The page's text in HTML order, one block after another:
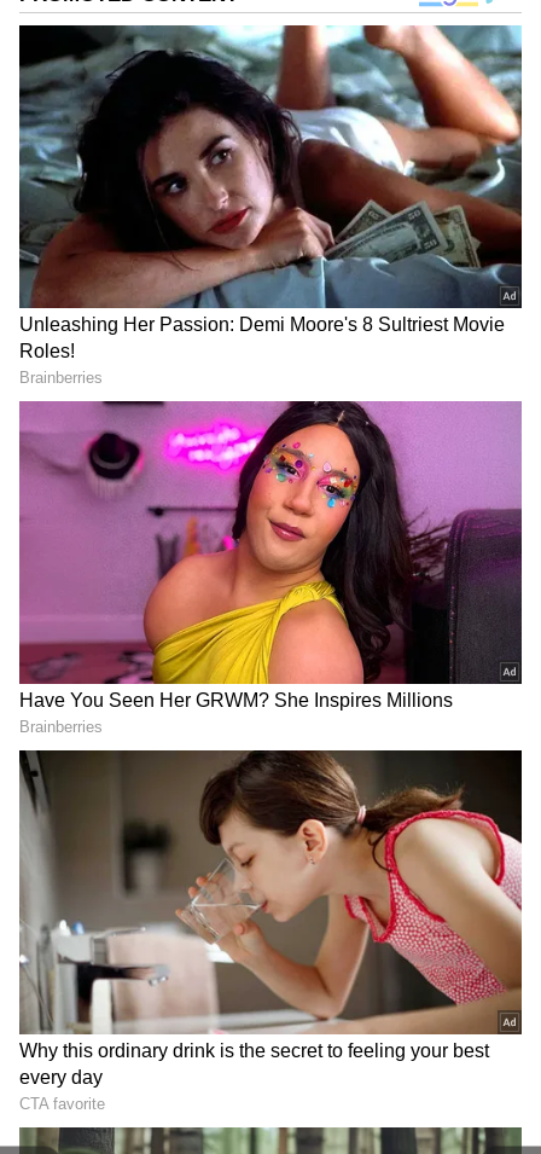
లిక్కర్ కేసులో ఈడీ దర్యాప్తు దేశవ్యాప్తంగా సంచలనం
రేపిన సంగతి తెలిసిందే. ఎమ్మెల్సీ కవితను దాదాపుగా ఈడీ
అరెస్టు చేస్తుందనే దాకా దర్యాప్తులు వెళ్లాయి. కానీ,
అనూహ్యంగా ఆ తర్వాత పరిస్థితులు మారిపోయాయి. ఆమె
సుప్రీంకోర్టును ఆశ్రయించడం, ఆ తర్వాత పరిస్థితులు
మారడంతో ఈడీ లిక్కర్ కేసు దర్యాప్తు కొంత మందగించింది.
ఇదే విషయాన్ని కాంగ్రెస్ హైలైట్ చేసి బీఆర్ఎస్, బీజేపీల
ఆరోపణలను తెలగాంణ సమాజంలోని చాలా మంది ఈ
ఆరోపణలను నమ్మారు.
DOWNLOAD APP
RECOMMENDED STORIES
Heavy Rain Alert :
బంగాళాఖాతంలో అల్పపీడనం..
ఈ ఆంధ్రా జిల్లాలకు రెడ్ అలర్ట్,
రెండ్రోజులు కుండపోత వర్షాలే
హైద‌రాబాద్‌లోని సుచిత్ర స‌ర్కిల్‌కు
ఆ పేరు ఎలా వ‌చ్చిందో తెలుసా.?